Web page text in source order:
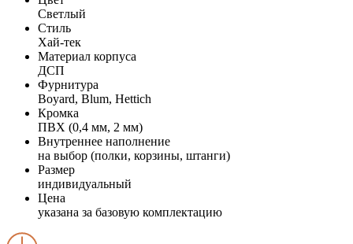
Светлый
Стиль
Хай-тек
Материал корпуса
ДСП
Фурнитура
Boyard, Blum, Hettich
Кромка
ПВХ (0,4 мм, 2 мм)
Внутреннее наполнение
на выбор (полки, корзины, штанги)
Размер
индивидуальный
Цена
указана за базовую комплектацию